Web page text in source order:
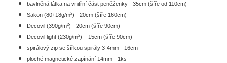
bavlněná látka na vnitřní část peněženky - 35cm (šíře od 110cm)
Sakon (80+18g/m2) - 20cm (šíře 160cm)
Decovil (390g/m2) - 20cm (šíře 90cm)
Decovil light (230g/m2) – 15cm (šíře 90cm)
spirálový zip se šířkou spirály 3-4mm - 16cm
ploché magnetické zapínání 14mm - 1ks